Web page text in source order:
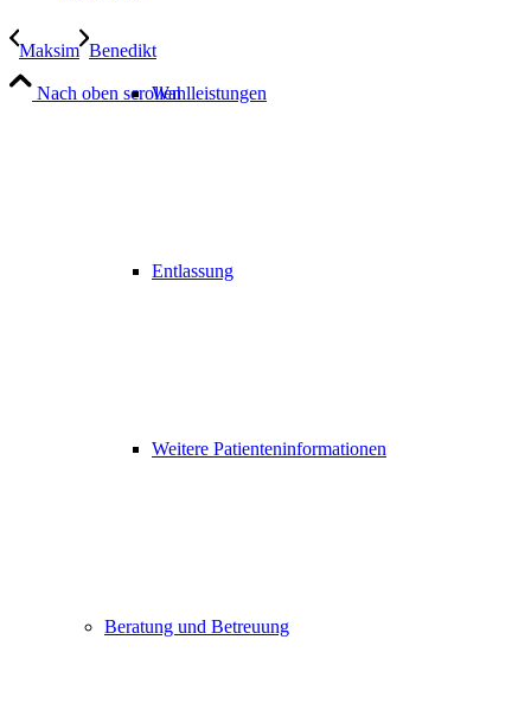
Wahlleistungen
Entlassung
Weitere Patienteninformationen
Beratung und Betreuung
Maksim Benedikt
Nach oben scrollen